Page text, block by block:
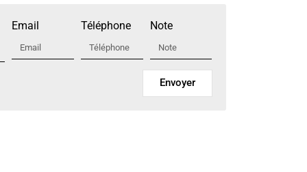
Email Téléphone Note
Envoyer